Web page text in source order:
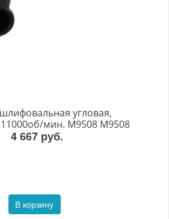
угловая,
мин. M9508 M9508
4 667 руб.
В корзину